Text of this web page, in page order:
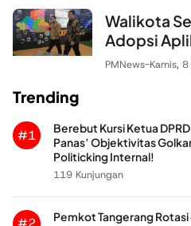
Walikota
Adopsi
PMNews-Kamis,
Trending
#1
Berebut Kursi Ketua
Panas’ Objektivitas
Politicking Internal!
119 Kunjungan
Pemkot Tangerang